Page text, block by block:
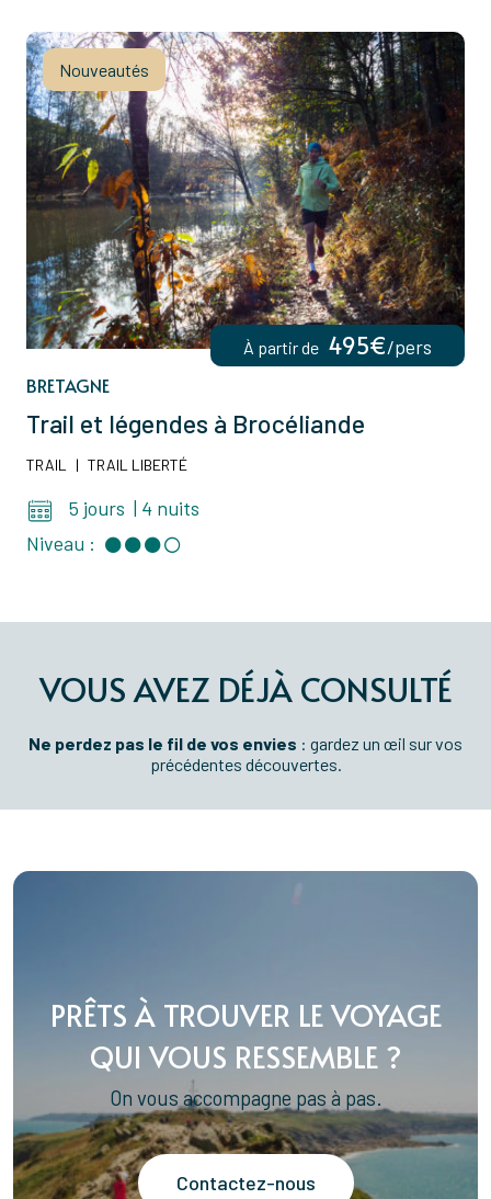
Nouveautés
BRETAGNE
Trail et légendes à Brocéliande
TRAIL | TRAIL LIBERTÉ
5 jours | 4 nuits
Niveau :
À partir de 495€/pers
VOUS AVEZ DÉJÀ CONSULTÉ
Ne perdez pas le fil de vos envies : gardez un œil sur vos
précédentes découvertes.
PRÊTS À TROUVER LE VOYAGE
QUI VOUS RESSEMBLE ?
On vous accompagne pas à pas.
Contactez-nous